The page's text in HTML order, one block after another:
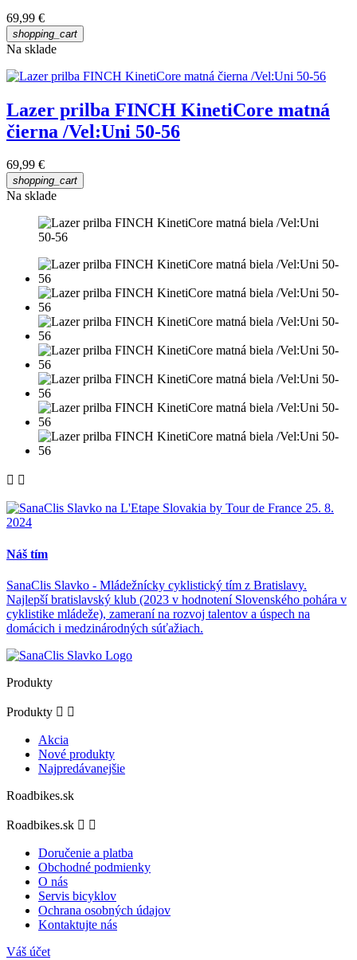
69,99 €
shopping_cart
Na sklade
Lazer prilba FINCH KinetiCore matná
čierna /Vel:Uni 50-56
69,99 €
shopping_cart
Na sklade
 
Náš tím
SanaClis Slavko - Mládežnícky cyklistický tím z Bratislavy.
Najlepší bratislavský klub (2023 v hodnotení Slovenského pohára v
cyklistike mládeže), zameraní na rozvoj talentov a úspech na
domácich i medzinárodných súťažiach.
Produkty
Produkty  
Akcia
Nové produkty
Najpredávanejšie
Roadbikes.sk
Roadbikes.sk  
Doručenie a platba
Obchodné podmienky
O nás
Servis bicyklov
Ochrana osobných údajov
Kontaktujte nás
Váš účet